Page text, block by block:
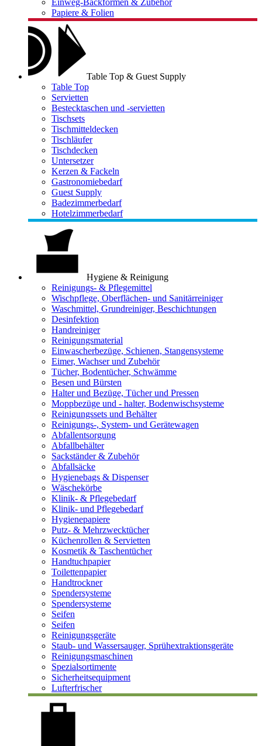
Einweg-Backformen & Zubehör
Papiere & Folien
Table Top & Guest Supply
Table Top
Servietten
Bestecktaschen und -servietten
Tischsets
Tischmitteldecken
Tischläufer
Tischdecken
Untersetzer
Kerzen & Fackeln
Gastronomiebedarf
Guest Supply
Badezimmerbedarf
Hotelzimmerbedarf
Hygiene & Reinigung
Reinigungs- & Pflegemittel
Wischpflege, Oberflächen- und Sanitärreiniger
Waschmittel, Grundreiniger, Beschichtungen
Desinfektion
Handreiniger
Reinigungsmaterial
Einwascherbezüge, Schienen, Stangensysteme
Eimer, Wachser und Zubehör
Tücher, Bodentücher, Schwämme
Besen und Bürsten
Halter und Bezüge, Tücher und Pressen
Moppbezüge und - halter, Bodenwischsysteme
Reinigungssets und Behälter
Reinigungs-, System- und Gerätewagen
Abfallentsorgung
Abfallbehälter
Sackständer & Zubehör
Abfallsäcke
Hygienebags & Dispenser
Wäschekörbe
Klinik- & Pflegebedarf
Klinik- und Pflegebedarf
Hygienepapiere
Putz- & Mehrzwecktücher
Küchenrollen & Servietten
Kosmetik & Taschentücher
Handtuchpapier
Toilettenpapier
Handtrockner
Spendersysteme
Spendersysteme
Seifen
Seifen
Reinigungsgeräte
Staub- und Wassersauger, Sprühextraktionsgeräte
Reinigungsmaschinen
Spezialsortimente
Sicherheitsequipment
Lufterfrischer